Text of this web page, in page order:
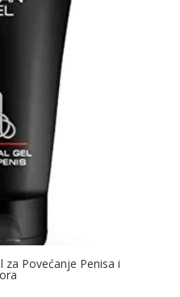
za Povećanje Penisa i